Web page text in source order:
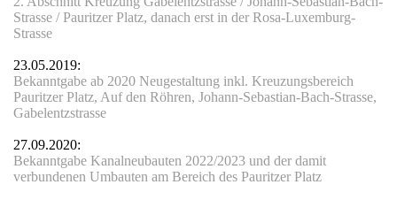
Strasse / Pauritzer Platz, danach erst in der Rosa-Luxemburg-
Strasse
23.05.2019:
Bekanntgabe ab 2020 Neugestaltung inkl. Kreuzungsbereich
Pauritzer Platz, Auf den Röhren, Johann-Sebastian-Bach-Strasse,
Gabelentzstrasse
27.09.2020:
Bekanntgabe Kanalneubauten 2022/2023 und der damit
verbundenen Umbauten am Bereich des Pauritzer Platz